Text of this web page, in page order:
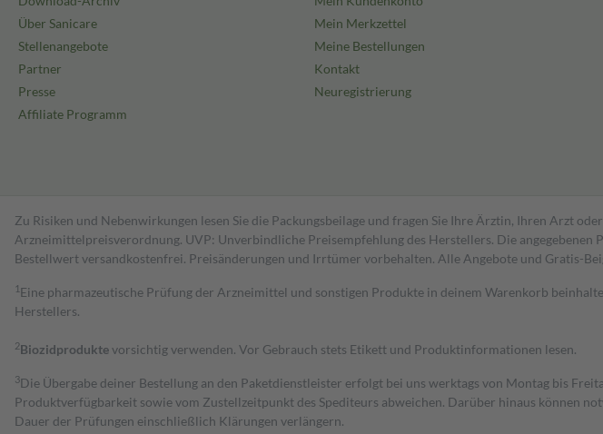
Über Sanicare
Stellenangebote
Partner
Presse
Affiliate Programm
Mein Merkzettel
Meine Bestellungen
Kontakt
Neuregistrierung
Zu Risiken und Nebenwirkungen lesen Sie die Packungsbeilage und fragen Sie Ihre Ärztin, Ihren Arzt
Arzneimittelpreisverordnung. UVP: Unverbindliche Preisempfehlung des Herstellers. Die angegebenen
Bestell­wert versand­kosten­frei. Preisänderungen und Irrtümer vorbehalten. Alle Angebote und Gratis-
1 Eine pharmazeutische Prüfung der Arzneimittel und sonstigen Produkte in deinem Warenkorb
Herstellers.
2Biozidproduktevorsichtig verwenden. Vor Gebrauch stets Etikett und Produktinformationen lesen.
3Die Übergabe deiner Bestellung an den Paketdienstleister erfolgt bei uns werktags von Montag bis
Produktverfügbarkeit sowie vom Zustellzeitpunkt des Spediteurs abweichen. Darüber hinaus können
Dauer der Prüfungen einschließlich Klärungen verlängern.